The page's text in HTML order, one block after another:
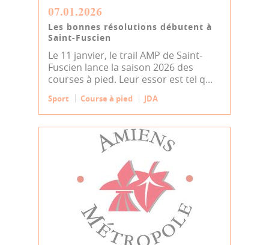
07.01.2026
Les bonnes résolutions débutent à
Saint-Fuscien
Le 11 janvier, le trail AMP de Saint-
Fuscien lance la saison 2026 des
courses à pied. Leur essor est tel q...
Sport Course à pied JDA